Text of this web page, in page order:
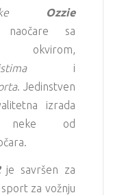
Ozzie
sa
i
. Jedinstven
izrada
neke od
je savršen za
za vožnju